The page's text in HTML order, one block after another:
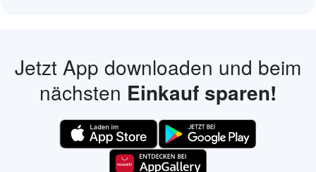
Jetzt App downloaden und beim
nächsten Einkauf sparen!